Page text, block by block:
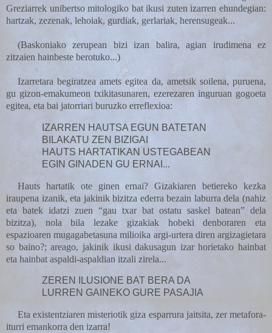
Greziarrek unibertso mitologiko bat ikusi zuten izarren ehundegian:
hartzak, zezenak, lehoiak, gurdiak, gerlariak, herensugeak...
(Baskoniako zerupean bizi izan balira, agian irudimena ez
zitzaien hainbeste berotuko...)
Izarretara begiratzea amets egitea da, ametsik soilena, puruena,
gu gizon-emakumeon txikitasunaren, ezerezaren inguruan gogoeta
egitea, eta bai jatorriari buruzko erreflexioa:
IZARREN HAUTSA EGUN BATETAN
BILAKATU ZEN BIZIGAI
HAUTS HARTATIKAN USTEGABEAN
EGIN GINADEN GU ERNAI...
Hauts hartatik ote ginen ernai? Gizakiaren betiereko kezka
iraupena izanik, eta jakinik bizitza ederra bezain laburra dela (nahiz
eta batek idatzi zuen “gau txar bat ostatu saskel batean” dela
bizitza), nola bila lezake gizakiak hobeki denboraren eta
espazioaren mugagabetasuna milioika argi-urtera diren argizagietara
so baino?; areago, jakinik ikusi dakusagun izar horietako hainbat
eta hainbat aspaldi-aspaldian itzali zirela...
ZEREN ILUSIONE BAT BERA DA
LURREN GAINEKO GURE PASAJIA
Eta existentziaren misteriotik giza esparrura jaitsita, zer metafora-
iturri emankorra den izarra!